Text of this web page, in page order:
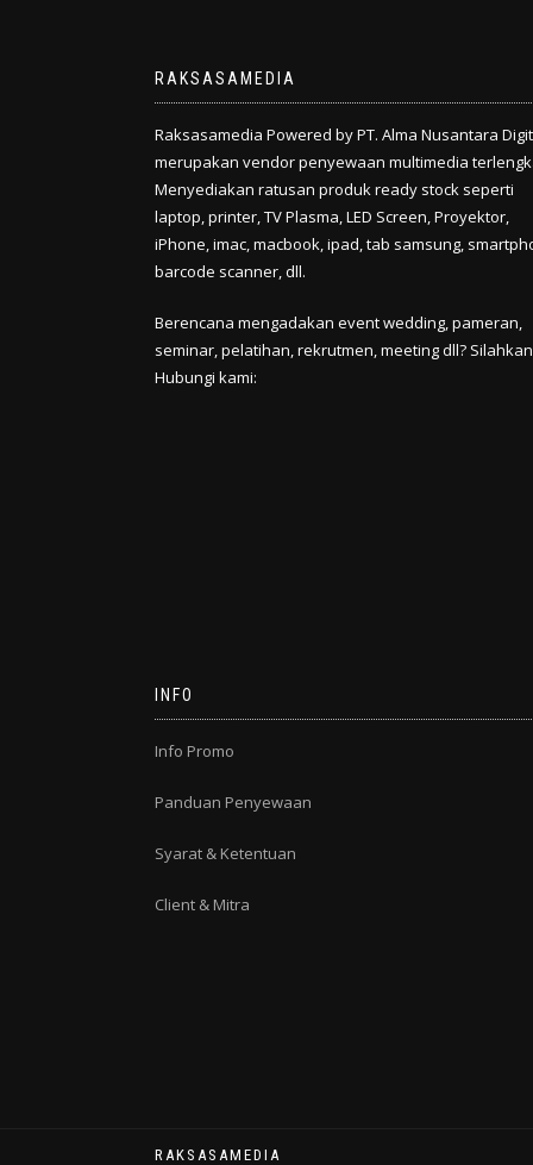
RAKSASAMEDIA
Raksasamedia Powered by PT. Alma Nusantara
merupakan vendor penyewaan multimedia
Menyediakan ratusan produk ready stock seperti
laptop, printer, TV Plasma, LED Screen, Proyektor,
iPhone, imac, macbook, ipad, tab samsung,
barcode scanner, dll.
Berencana mengadakan event wedding, pameran,
seminar, pelatihan, rekrutmen, meeting dll? Silahkan
Hubungi kami:
INFO
Info Promo
Panduan Penyewaan
Syarat & Ketentuan
Client & Mitra
RAKSASAMEDIA